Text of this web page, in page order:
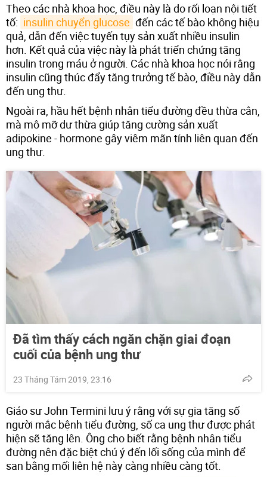
Theo các nhà khoa học, điều này là do rối loạn nội tiết
tố: insulin chuyển glucose đến các tế bào không hiệu
quả, dẫn đến việc tuyến tụy sản xuất nhiều insulin
hơn. Kết quả của việc này là phát triển chứng tăng
insulin trong máu ở người. Các nhà khoa học nói rằng
insulin cũng thúc đẩy tăng trưởng tế bào, điều này dẫn
đến ung thư.
Ngoài ra, hầu hết bệnh nhân tiểu đường đều thừa cân,
mà mô mỡ dư thừa giúp tăng cường sản xuất
adipokine - hormone gây viêm mãn tính liên quan đến
ung thư.
Đã tìm thấy cách ngăn chặn giai đoạn
cuối của bệnh ung thư
23 Tháng Tám 2019, 23:16
Giáo sư John Termini lưu ý rằng với sự gia tăng số
người mắc bệnh tiểu đường, số ca ung thư được phát
hiện sẽ tăng lên. Ông cho biết rằng bệnh nhân tiểu
đường nên đặc biệt chú ý đến lối sống của mình để
san bằng mối liên hệ này càng nhiều càng tốt.